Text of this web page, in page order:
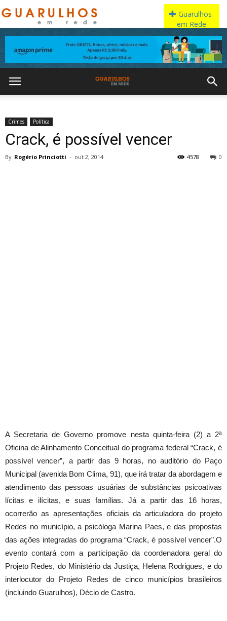
Crimes Política
Crack, é possível vencer
By Rogério Princiotti - out 2, 2014 0
4578
A Secretaria de Governo promove nesta quinta-feira (2) a 2ª
Oficina de Alinhamento Conceitual do programa federal “Crack, é
possível vencer”, a partir das 9 horas, no auditório do Paço
Municipal (avenida Bom Clima, 91), que irá tratar da abordagem e
atendimento das pessoas usuárias de substâncias psicoativas
lícitas e ilícitas, e suas famílias. Já a partir das 16 horas,
ocorrerão as apresentações oficiais da articuladora do projeto
Redes no município, a psicóloga Marina Paes, e das propostas
das ações integradas do programa “Crack, é possível vencer”.O
evento contará com a participação da coordenadora geral do
Projeto Redes, do Ministério da Justiça, Helena Rodrigues, e do
interlocutor do Projeto Redes de cinco municípios brasileiros
(incluindo Guarulhos), Décio de Castro.